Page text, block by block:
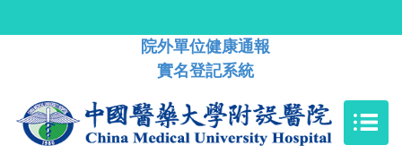
院外單位健康通報
實名登記系統